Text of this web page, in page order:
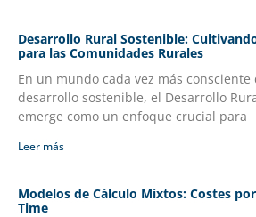
Desarrollo Rural Sostenible:
para las Comunidades Rurales
En un mundo cada vez más
desarrollo sostenible, el Desarrollo
emerge como un enfoque crucial para
Leer más
Modelos de Cálculo Mixtos: Costes
Time